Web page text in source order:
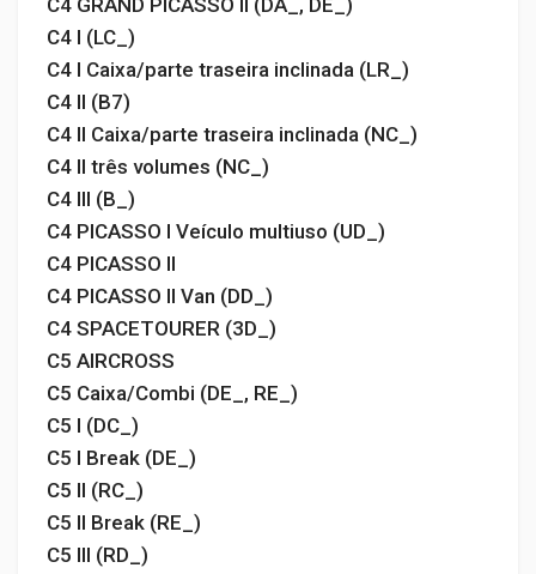
C4 GRAND PICASSO II (DA_, DE_)
C4 I (LC_)
C4 I Caixa/parte traseira inclinada (LR_)
C4 II (B7)
C4 II Caixa/parte traseira inclinada (NC_)
C4 II três volumes (NC_)
C4 III (B_)
C4 PICASSO I Veículo multiuso (UD_)
C4 PICASSO II
C4 PICASSO II Van (DD_)
C4 SPACETOURER (3D_)
C5 AIRCROSS
C5 Caixa/Combi (DE_, RE_)
C5 I (DC_)
C5 I Break (DE_)
C5 II (RC_)
C5 II Break (RE_)
C5 III (RD_)